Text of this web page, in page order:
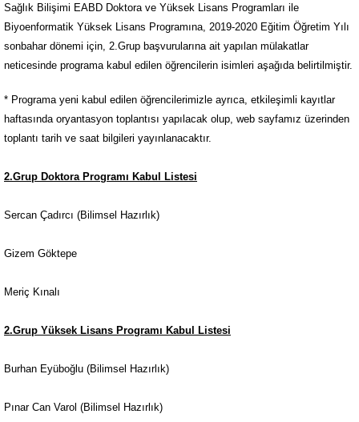
Sağlık Bilişimi EABD Doktora ve Yüksek Lisans Programları ile
Biyoenformatik Yüksek Lisans Programına, 2019-2020 Eğitim Öğretim Yılı
sonbahar dönemi için, 2.Grup başvurularına ait yapılan mülakatlar
neticesinde programa kabul edilen öğrencilerin isimleri aşağıda belirtilmiştir.
* Programa yeni kabul edilen öğrencilerimizle ayrıca, etkileşimli kayıtlar
haftasında oryantasyon toplantısı yapılacak olup, web sayfamız üzerinden
toplantı tarih ve saat bilgileri yayınlanacaktır.
2.Grup Doktora Programı Kabul Listesi
Sercan Çadırcı (Bilimsel Hazırlık)
Gizem Göktepe
Meriç Kınalı
2.Grup Yüksek Lisans Programı Kabul Listesi
Burhan Eyüboğlu (Bilimsel Hazırlık)
Pınar Can Varol (Bilimsel Hazırlık)